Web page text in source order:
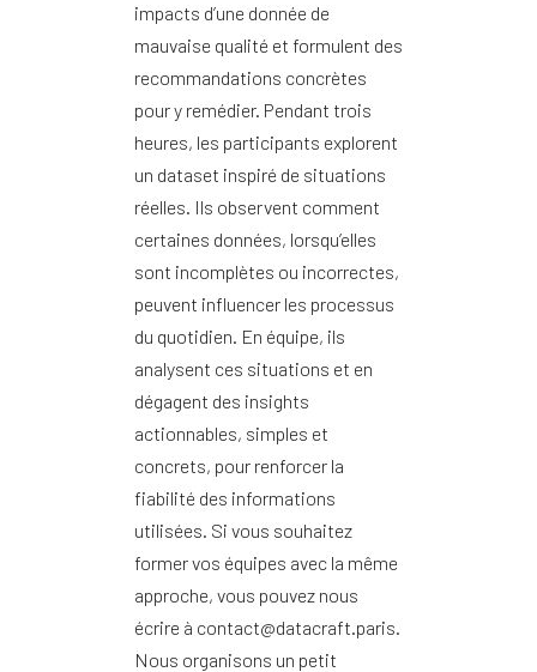
impacts d’une donnée de
mauvaise qualité et formulent des
recommandations concrètes
pour y remédier. Pendant trois
heures, les participants explorent
un dataset inspiré de situations
réelles. Ils observent comment
certaines données, lorsqu’elles
sont incomplètes ou incorrectes,
peuvent influencer les processus
du quotidien. En équipe, ils
analysent ces situations et en
dégagent des insights
actionnables, simples et
concrets, pour renforcer la
fiabilité des informations
utilisées. Si vous souhaitez
former vos équipes avec la même
approche, vous pouvez nous
écrire à contact@datacraft.paris.
Nous organisons un petit